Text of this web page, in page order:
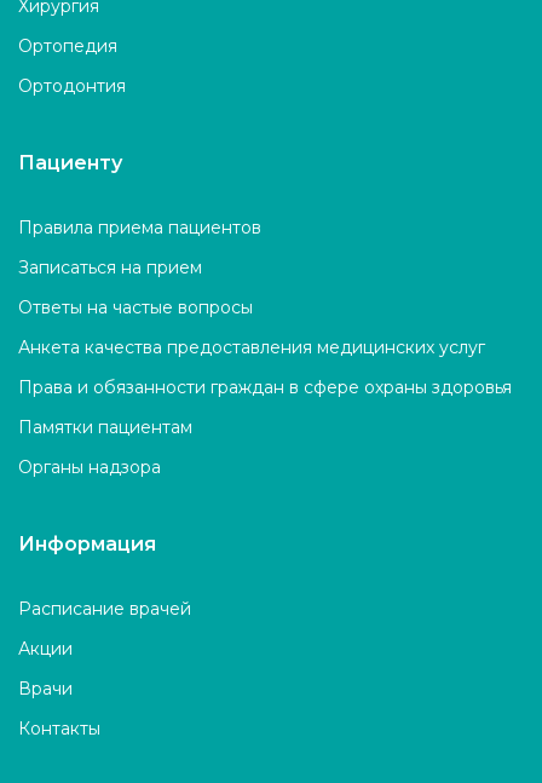
Хирургия
Ортопедия
Ортодонтия
Пациенту
Правила приема пациентов
Записаться на прием
Ответы на частые вопросы
Анкета качества предоставления медицинских услуг
Права и обязанности граждан в сфере охраны здоровья
Памятки пациентам
Органы надзора
Информация
Расписание врачей
Акции
Врачи
Контакты